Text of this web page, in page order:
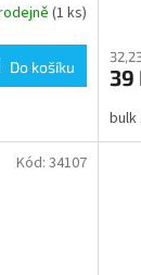
(1 ks)
Do košíku 39
bulk
Kód: 34107